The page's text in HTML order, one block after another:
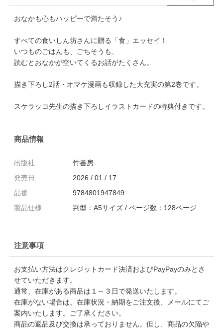
おなかも心もハッピーで満たそう♪
すべての食いしん坊さんに贈る「食」エッセイ！
いつものごはんも、ごちそうも、
読むとおなかが空いてくるお話がたくさん。
描き下ろし2話・オマケ漫画も収録した大充実の第2巻です。
スケラッコ先生の描き下ろしイラストカードの特典付きです。
商品情報
出版社
竹書房
発売日
2026 / 01 / 17
品番
9784801947849
製品仕様
判型：A5サイズ / ページ数：128ページ
注意事項
お支払い方法はクレジットカード決済およびPayPayのみとさ
せていただきます。
通常、在庫がある商品は１～３日で発送いたします。
在庫がない場合は、在庫状況・納期をご注文後、メールにてご
案内いたします。ご了承ください。
商品の返品及び交換は承っておりません。但し、商品の欠陥や